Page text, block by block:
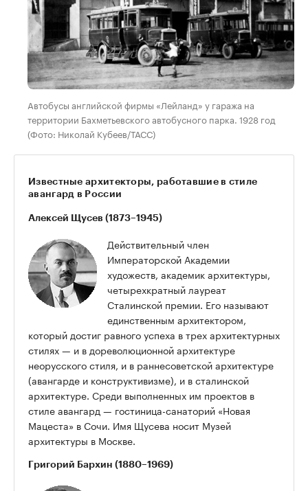
Автобусы английской фирмы «Лейланд» у гаража на
территории Бахметьевского автобусного парка. 1928 год
(Фото: Николай Кубеев/ТАСС)
Известные архитекторы, работавшие в стиле
авангард в России
Алексей Щусев (1873–1945)
Действительный член
Императорской Академии
художеств, академик архитектуры,
четырехкратный лауреат
Сталинской премии. Его называют
единственным архитектором,
который достиг равного успеха в трех архитектурных
стилях — и в дореволюционной архитектуре
неорусского стиля, и в раннесоветской архитектуре
(авангарде и конструктивизме), и в сталинской
архитектуре. Среди выполненных им проектов в
стиле авангард — гостиница-санаторий «Новая
Мацеста» в Сочи. Имя Щусева носит Музей
архитектуры в Москве.
Григорий Бархин (1880–1969)